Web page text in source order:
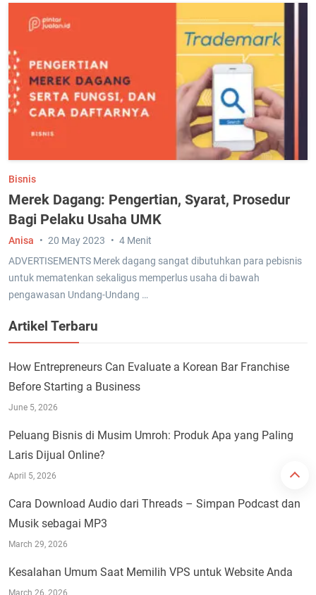
Bisnis
Merek Dagang: Pengertian, Syarat, Prosedur
Bagi Pelaku Usaha UMK
ADVERTISEMENTS Merek dagang sangat dibutuhkan para pebisnis
untuk mematenkan sekaligus memperlus usaha di bawah
pengawasan Undang-Undang …
Anisa 20 May 2023 4 Menit
Artikel Terbaru
How Entrepreneurs Can Evaluate a Korean Bar Franchise
Before Starting a Business
June 5, 2026
Peluang Bisnis di Musim Umroh: Produk Apa yang Paling
Laris Dijual Online?
April 5, 2026
Cara Download Audio dari Threads – Simpan Podcast dan
Musik sebagai MP3
March 29, 2026
Kesalahan Umum Saat Memilih VPS untuk Website Anda
March 26, 2026